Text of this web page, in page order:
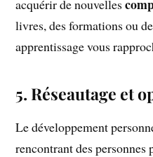
acquérir de nouvelles
livres, des formations ou
apprentissage vous
5. Réseautage et
Le développement
rencontrant des personnes